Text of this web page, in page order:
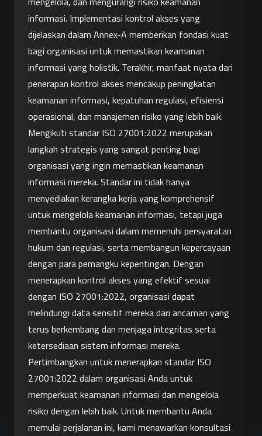
informasi. Implementasi kontrol akses yang
dijelaskan dalam Annex-A memberikan fondasi kuat
bagi organisasi untuk memastikan keamanan
informasi yang holistik. Terakhir, manfaat nyata dari
penerapan kontrol akses mencakup peningkatan
keamanan informasi, kepatuhan regulasi, efisiensi
operasional, dan manajemen risiko yang lebih baik.
Mengikuti standar ISO 27001:2022 merupakan
langkah strategis yang sangat penting bagi
organisasi yang ingin memastikan keamanan
informasi mereka. Standar ini tidak hanya
menyediakan kerangka kerja yang komprehensif
untuk mengelola keamanan informasi, tetapi juga
membantu organisasi dalam memenuhi persyaratan
hukum dan regulasi, serta membangun kepercayaan
dengan para pemangku kepentingan. Dengan
menerapkan kontrol akses yang efektif sesuai
dengan ISO 27001:2022, organisasi dapat
melindungi data sensitif mereka dari ancaman yang
terus berkembang dan menjaga integritas serta
ketersediaan sistem informasi mereka.
Pertimbangkan untuk menerapkan standar ISO
27001:2022 dalam organisasi Anda untuk
memperkuat keamanan informasi dan mengelola
risiko dengan lebih baik. Untuk membantu Anda
memulai perjalanan ini, kami menawarkan konsultasi